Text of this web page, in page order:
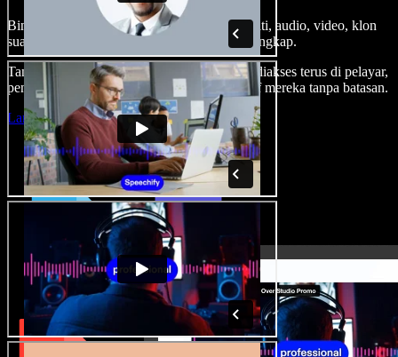
Bina suara latar, tambah imej stok tanpa royalti, audio, video, klon
suara anda, untuk projek audio video yang lengkap.
Tanpa keluk pembelajaran dan semua boleh diakses terus di pelayar,
pencipta boleh realisasikan segala idea kreatif mereka tanpa batasan.
Lancarkan Studio